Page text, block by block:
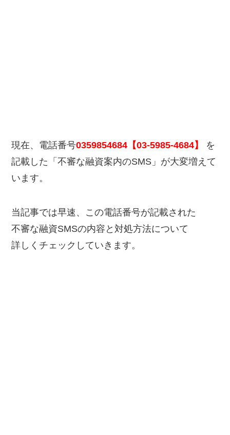
現在、電話番号0359854684【03-5985-4684】
を
記載した「不審な融資案内のSMS」が大変増えて
います。
当記事では早速、この電話番号が記載された
不審な融資SMSの内容と対処方法について
詳しくチェックしていきます。